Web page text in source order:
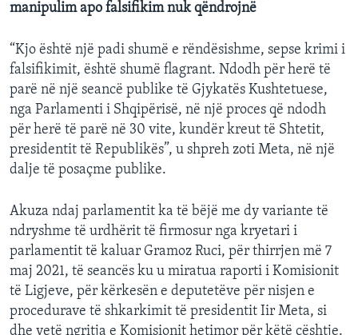
manipulim apo falsifikim nuk qëndrojnë
“Kjo është një padi shumë e rëndësishme, sepse krimi i
falsifikimit, është shumë flagrant. Ndodh për herë të
parë në një seancë publike të Gjykatës Kushtetuese,
nga Parlamenti i Shqipërisë, në një proces që ndodh
për herë të parë në 30 vite, kundër kreut të Shtetit,
presidentit të Republikës”, u shpreh zoti Meta, në një
dalje të posaçme publike.
Akuza ndaj parlamentit ka të bëjë me dy variante të
ndryshme të urdhërit të firmosur nga kryetari i
parlamentit të kaluar Gramoz Ruci, për thirrjen më 7
maj 2021, të seancës ku u miratua raporti i Komisionit
të Ligjeve, për kërkesën e deputetëve për nisjen e
procedurave të shkarkimit të presidentit Iir Meta, si
dhe vetë ngritja e Komisionit hetimor për këtë çështje.